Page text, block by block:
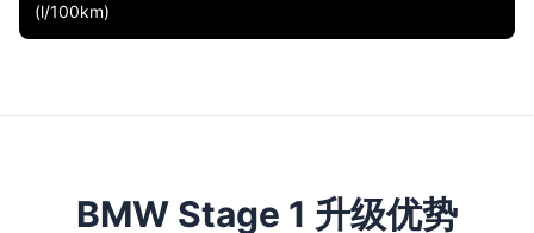
(l/100km)
BMW Stage 1 升级优势